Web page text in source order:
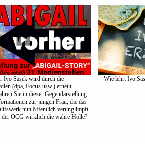
Ivo Sasek wird durch die
(dpa, Focus usw.) erneut
Sie in dieser Gegendarstellung
zur jungen Frau, die das
nun öffentlich verunglimpft.
der OCG wirklich die wahre Hölle?
Wie lehrt Ivo